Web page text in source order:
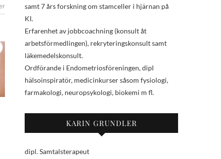
samt 7 års forskning om stamceller i hjärnan på
KI.
Erfarenhet av jobbcoachning (konsult åt
arbetsförmedlingen), rekryteringskonsult samt
läkemedelskonsult.
Ordförande i Endometriosföreningen, dipl
hälsoinspiratör, medicinkurser såsom fysiologi,
farmakologi, neuropsykologi, biokemi m fl.
KARIN GRUNDLER
dipl. Samtalsterapeut